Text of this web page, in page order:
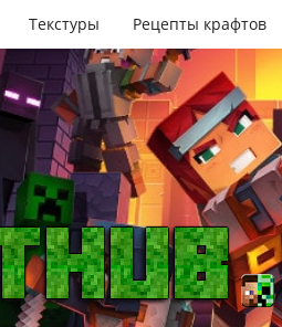
Текстуры Рецепты крафтов